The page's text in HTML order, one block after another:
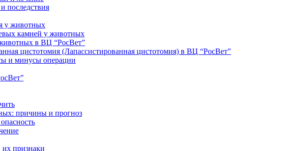
последствия
у животных
камней у животных
в ВЦ “РосВет”
цистотомия (Лапассистированная цистотомия) в ВЦ “РосВет”
и минусы операции
причины и прогноз
признаки